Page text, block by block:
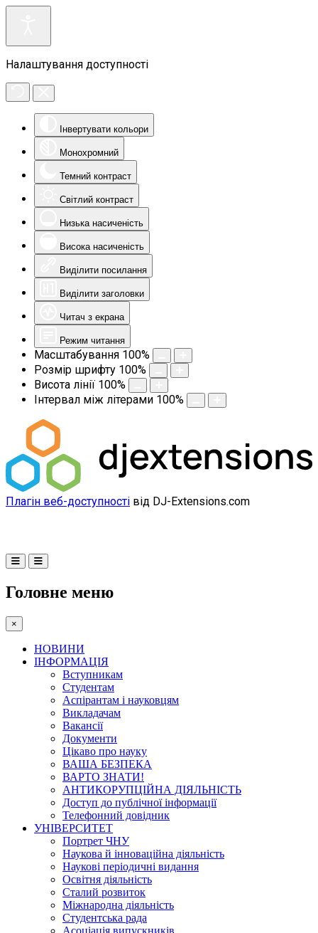
Налаштування доступності
Інвертувати кольори
Монохромний
Темний контраст
Світлий контраст
Низька насиченість
Висока насиченість
Виділити посилання
Виділити заголовки
Читач з екрана
Режим читання
Масштабування 100%
Розмір шрифту 100%
Висота лінії 100%
Інтервал між літерами 100%
Плагін веб-доступності від DJ-Extensions.com
Головне меню
×
НОВИНИ
ІНФОРМАЦІЯ
Вступникам
Студентам
Аспірантам і науковцям
Викладачам
Вакансії
Документи
Цікаво про науку
ВАША БЕЗПЕКА
ВАРТО ЗНАТИ!
АНТИКОРУПЦІЙНА ДІЯЛЬНІСТЬ
Доступ до публічної інформації
Телефонний довідник
УНІВЕРСИТЕТ
Портрет ЧНУ
Наукова й інноваційна діяльність
Наукові періодичні видання
Освітня діяльність
Сталий розвиток
Міжнародна діяльність
Студентська рада
Асоціація випускників